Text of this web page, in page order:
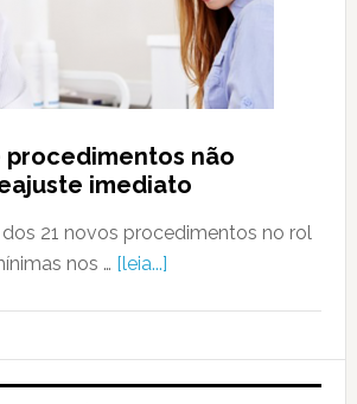
procedimentos não
imediato
21 novos procedimentos no rol
nos … [leia...]